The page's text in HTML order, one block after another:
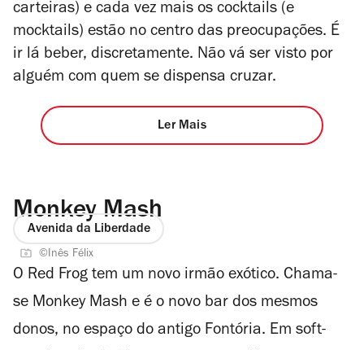
carteiras) e cada vez mais os cocktails (e
mocktails) estão no centro das preocupações. É
ir lá beber, discretamente. Não vá ser visto por
alguém com quem se dispensa cruzar.
Ler Mais
Monkey Mash
Avenida da Liberdade
©Inês Félix
O Red Frog tem um novo irmão exótico. Chama-
se Monkey Mash e é o novo bar dos mesmos
donos, no espaço do antigo Fontória. Em soft-